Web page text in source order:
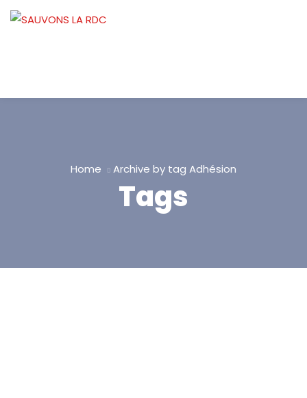
Home Archive by tag Adhésion
Tags